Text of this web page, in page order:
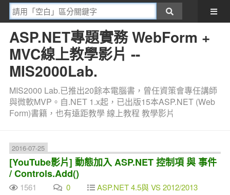
ASP.NET專題實務 WebForm +
MVC線上教學影片 --
MIS2000Lab.
MIS2000 Lab.已推出20餘本電腦書，曾任資策會專任講師
與微軟MVP。自.NET 1.x起，已出版15本ASP.NET (Web
Form)書籍，也有遠距教學 線上教程 教學影片
2016-07-25
[YouTube影片] 動態加入 ASP.NET 控制項 與 事件
/ Controls.Add()
1561 0
ASP.NET 4.5與 VS 2012/2013